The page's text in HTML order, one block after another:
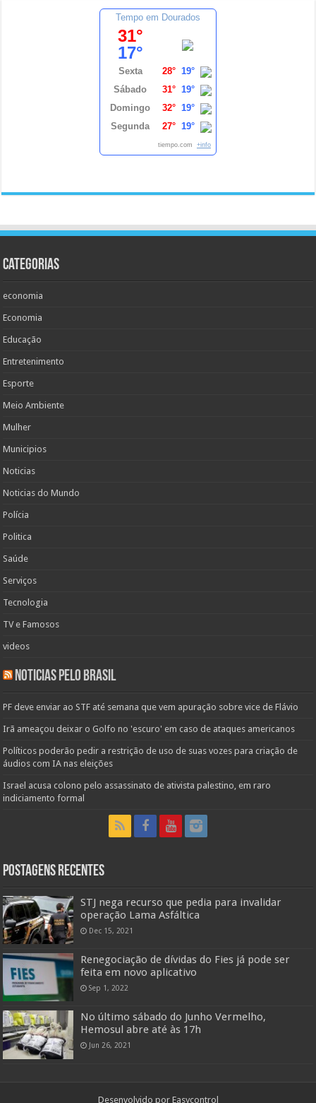
Tempo em Dourados
31°
17°
Sexta 28° 19°
Sábado
31° 19°
Domingo
32° 19°
Segunda
27° 19°
tiempo.com +info
Categorias
economia
Economia
Educação
Entretenimento
Esporte
Meio Ambiente
Mulher
Municipios
Noticias
Noticias do Mundo
Polícia
Politica
Saúde
Serviços
Tecnologia
TV e Famosos
videos
Noticias pelo Brasil
PF deve enviar ao STF até semana que vem apuração sobre vice de Flávio
Irã ameaçou deixar o Golfo no 'escuro' em caso de ataques americanos
Políticos poderão pedir a restrição de uso de suas vozes para criação de
áudios com IA nas eleições
Israel acusa colono pelo assassinato de ativista palestino, em raro
indiciamento formal
Postagens Recentes
STJ nega recurso que pedia para invalidar
operação Lama Asfáltica
Dec 15, 2021
Renegociação de dívidas do Fies já pode ser
feita em novo aplicativo
Sep 1, 2022
No último sábado do Junho Vermelho,
Hemosul abre até às 17h
Jun 26, 2021
Desenvolvido por Easycontrol